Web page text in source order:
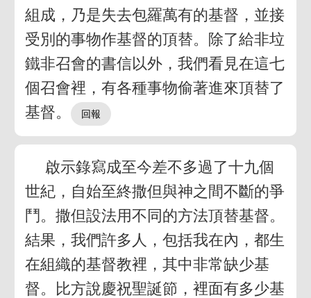
組成，乃是失去包羅萬有的基督，並接
受別的事物作基督的頂替。除了給非垃
鐵非召會的書信以外，我們看見在這七
個召會裡，有各種事物偷著進來頂替了
基督。
啟示錄寫成至今差不多過了十九個
世紀，自始至終撒但與神之間不斷的爭
鬥。撒但設法用不同的方法頂替基督。
結果，我們許多人，包括我在內，都生
在組織的基督教裡，其中非常缺少基
督。比方說慶祝聖誕節，裡面有多少基